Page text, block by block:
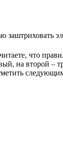
заштриховать
что
на второй –